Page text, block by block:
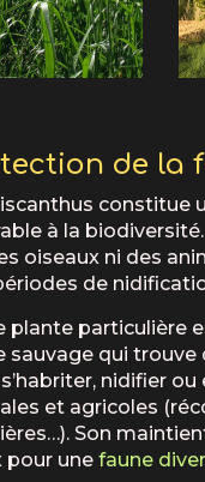
de la
constitue
à la
oiseaux ni des
de
plante particulière
sauvage qui trouve
nidifier
et agricoles
Son
pour unefaune